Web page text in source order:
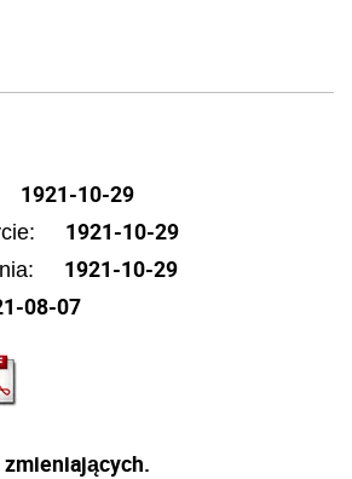
1921-10-29
1921-10-29
1921-10-29
08-07